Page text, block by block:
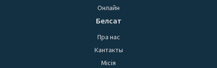
Онлайн
Белсат
Пра нас
Кантакты
Місія